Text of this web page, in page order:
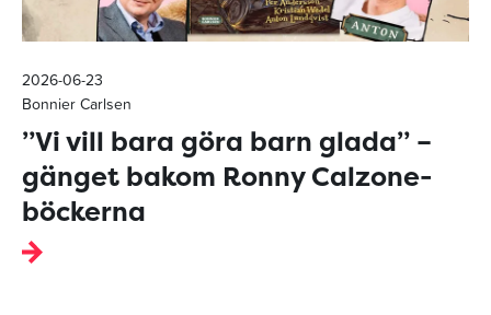
2026-06-23
Bonnier Carlsen
”Vi vill bara göra barn glada” –
gänget bakom Ronny Calzone-
böckerna